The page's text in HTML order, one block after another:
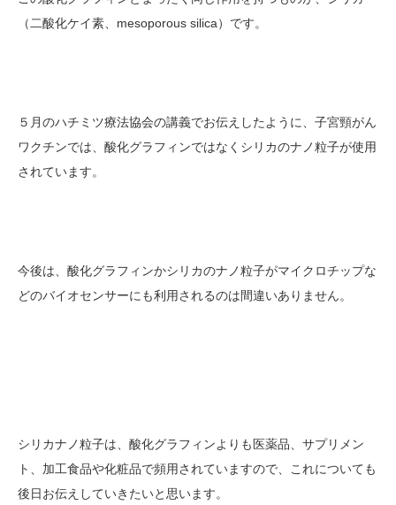
（二酸化ケイ素、mesoporous silica）です。
５月のハチミツ療法協会の講義でお伝えしたように、子宮頸がん
ワクチンでは、酸化グラフィンではなくシリカのナノ粒子が使用
されています。
今後は、酸化グラフィンかシリカのナノ粒子がマイクロチップな
どのバイオセンサーにも利用されるのは間違いありません。
シリカナノ粒子は、酸化グラフィンよりも医薬品、サプリメン
ト、加工食品や化粧品で頻用されていますので、これについても
後日お伝えしていきたいと思います。